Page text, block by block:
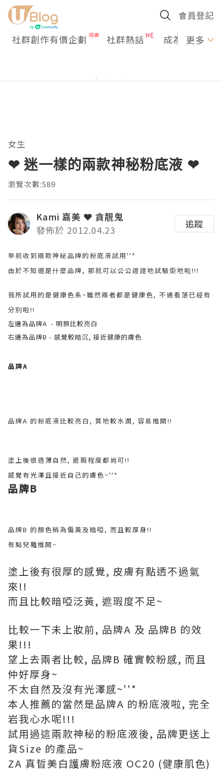
會員登記
社群創作有價企劃 社群熱話 成為U更多
女生
❤ 迷一樣的兩款神秘粉底液 ❤
瀏覽次數:589
Kami 嘉美 ❤ 貪靚鬼
發佈於 2012.04.23
追蹤
早前收到兩款神秘品牌的粉底液試用''*
由於不知道是什麼品牌, 那就可以公公證證地試驗佢地啦!!!
我所試用的是健康色系~雖然兩者都是健康色, 不過看落已經有
分別啦!!
左邊為品牌A - 明顥比較亮白
右邊為品牌B - 感覺較暗沉, 接近健康的膚色
品牌A
品牌A 的粉底液比較亮白, 質地較水潤, 容易推開!!
塗上後很透薄自然, 遮瑕程度都尚可!!
感覺有光澤且接近自己的膚色~''*
品牌B
品牌B 的顏色稍為偏黃及暗啞, 而且較厚身!!
有點兒難推開~
塗上後有很厚的感覺, 皮膚有點透不過氣
來!!
而且比較暗啞泛黃, 遮瑕度不足~
比較一下未上妝前, 品牌A 及 品牌B 的效
果!!!
望上去兩者比較, 品牌B 確實較粉感, 而且
仲好厚身~
不太自然及沒有光澤感~''*
本人推薦的當然是品牌A 的粉底液啦, 完全
岩我心水呢!!!
試用過這兩款神秘的粉底液後, 品牌更送上
貨Size 的產品~
ZA 真晢美白護膚粉底液 OC20 (健康肌色)